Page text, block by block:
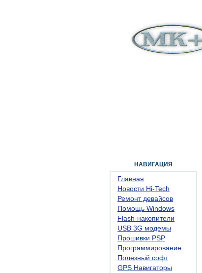
НАВИГАЦИЯ
Главная
Новости Hi-Tech
Ремонт девайсов
Помощь Windows
Flash-накопители
USB 3G модемы
Прошивки PSP
Программирование
Полезный софт
GPS Навигаторы